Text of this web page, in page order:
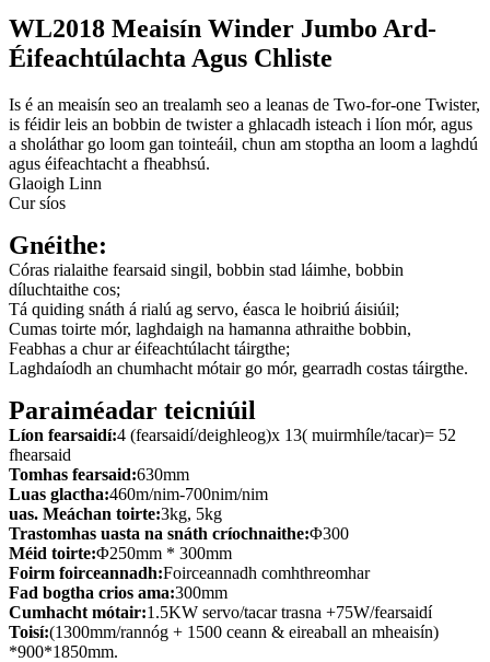
WL2018 Meaisín Winder Jumbo Ard-
Éifeachtúlachta Agus Chliste
Is é an meaisín seo an trealamh seo a leanas de Two-for-one Twister,
is féidir leis an bobbin de twister a ghlacadh isteach i líon mór, agus
a sholáthar go loom gan tointeáil, chun am stoptha an loom a laghdú
agus éifeachtacht a fheabhsú.
Glaoigh Linn
Cur síos
Gnéithe:
Córas rialaithe fearsaid singil, bobbin stad láimhe, bobbin
díluchtaithe cos;
Tá quiding snáth á rialú ag servo, éasca le hoibriú áisiúil;
Cumas toirte mór, laghdaigh na hamanna athraithe bobbin,
Feabhas a chur ar éifeachtúlacht táirgthe;
Laghdaíodh an chumhacht mótair go mór, gearradh costas táirgthe.
Paraiméadar teicniúil
Líon fearsaidí:4 (fearsaidí/deighleog)x 13( muirmhíle/tacar)= 52
fhearsaid
Tomhas fearsaid:630mm
Luas glactha:460m/nim-700nim/nim
uas. Meáchan toirte:3kg, 5kg
Trastomhas uasta na snáth críochnaithe:Φ300
Méid toirte:Φ250mm * 300mm
Foirm foirceannadh:Foirceannadh comhthreomhar
Fad bogtha crios ama:300mm
Cumhacht mótair:1.5KW servo/tacar trasna +75W/fearsaidí
Toisí:(1300mm/rannóg + 1500 ceann & eireaball an mheaisín)
*900*1850mm.